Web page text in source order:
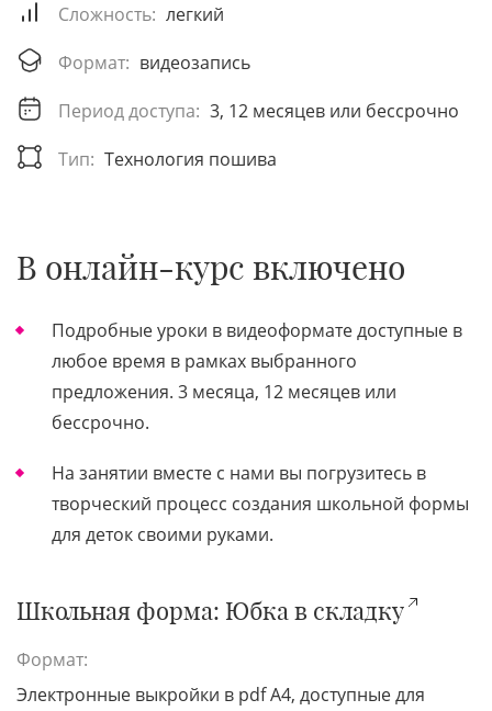
Сложность: легкий
Формат: видеозапись
Период доступа: 3, 12 месяцев или бессрочно
Тип: Технология пошива
В онлайн-курс включено
Подробные уроки в видеоформате доступные в
любое время в рамках выбранного
предложения. 3 месяца, 12 месяцев или
бессрочно.
На занятии вместе с нами вы погрузитесь в
творческий процесс создания школьной формы
для деток своими руками.
Школьная форма: Юбка в складку
Формат:
Электронные выкройки в pdf A4, доступные для